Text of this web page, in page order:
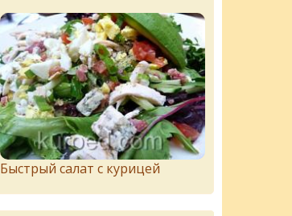
Быстрый салат с курицей